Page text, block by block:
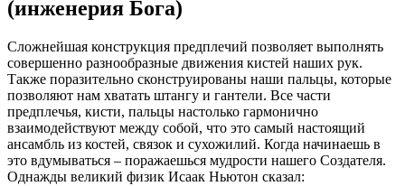
(инженерия Бога)
Сложнейшая конструкция предплечий позволяет выполнять
совершенно разнообразные движения кистей наших рук.
Также поразительно сконструированы наши пальцы, которые
позволяют нам хватать штангу и гантели. Все части
предплечья, кисти, пальцы настолько гармонично
взаимодействуют между собой, что это самый настоящий
ансамбль из костей, связок и сухожилий. Когда начинаешь в
это вдумываться – поражаешься мудрости нашего Создателя.
Однажды великий физик Исаак Ньютон сказал: